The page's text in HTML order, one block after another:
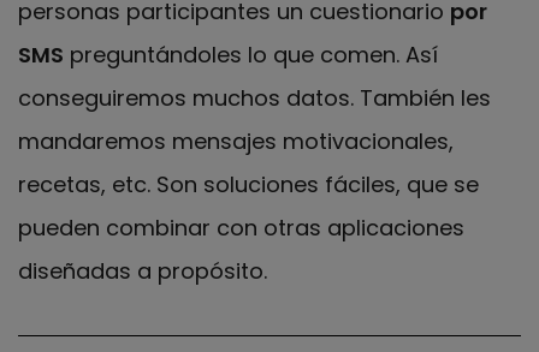
personas participantes un cuestionario por
SMS preguntándoles lo que comen. Así
conseguiremos muchos datos. También les
mandaremos mensajes motivacionales,
recetas, etc. Son soluciones fáciles, que se
pueden combinar con otras aplicaciones
diseñadas a propósito.